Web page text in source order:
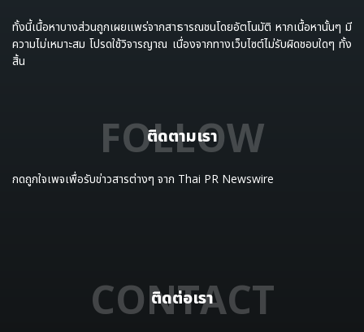
ทั้งนี้เนื้อหาบางส่วนถูกเผยแพร่จากสาธารณชนโดยอัตโนมัติ หากเนื้อหานั้นๆ มี
ความไม่เหมาะสม โปรดใช้วิจารญาณ เนื่องจากทางเว็บไซต์ไม่รับผิดชอบใดๆ ทั้ง
สิ้น
ติดตามเรา
FOLLOW
กดถูกใจเพจเพื่อรับข่าวสารต่างๆ จาก Thai PR Newswire
ติดต่อเรา
CONTACT